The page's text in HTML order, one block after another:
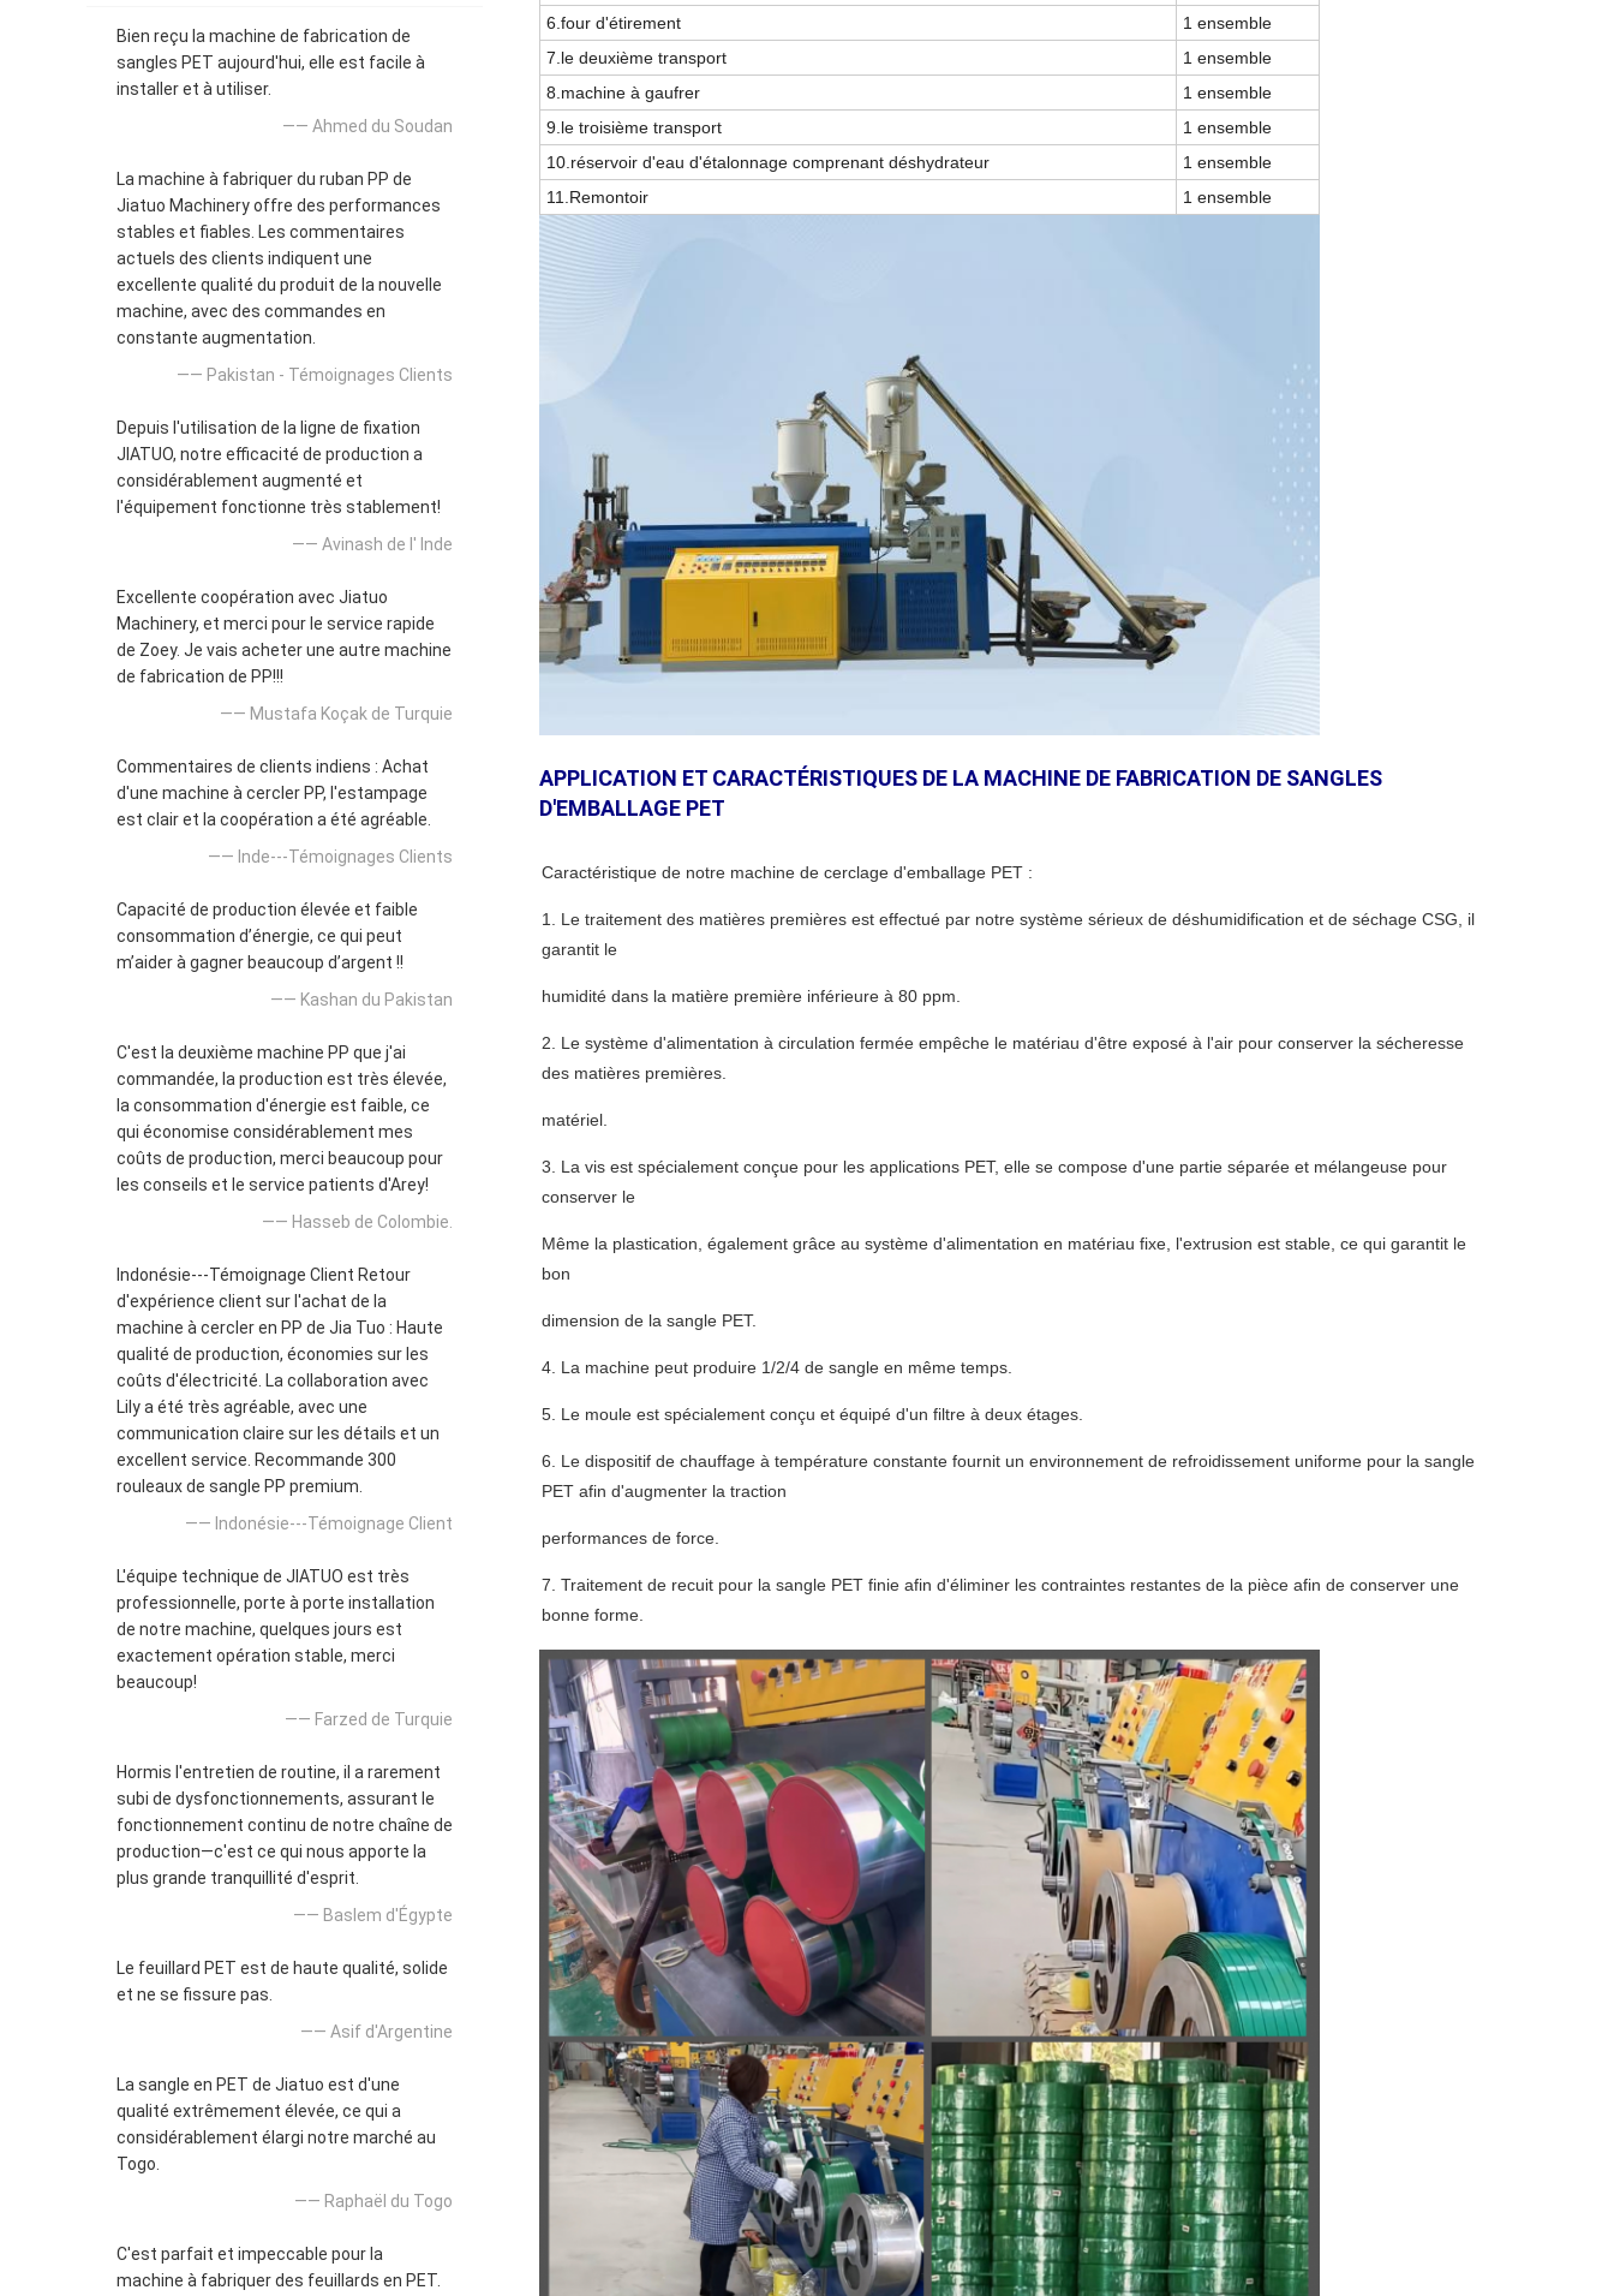
Bien reçu la machine de fabrication de
sangles PET aujourd'hui, elle est facile à
installer et à utiliser.
—— Ahmed du Soudan
La machine à fabriquer du ruban PP de
Jiatuo Machinery offre des performances
stables et fiables. Les commentaires
actuels des clients indiquent une
excellente qualité du produit de la nouvelle
machine, avec des commandes en
constante augmentation.
—— Pakistan - Témoignages Clients
Depuis l'utilisation de la ligne de fixation
JIATUO, notre efficacité de production a
considérablement augmenté et
l'équipement fonctionne très stablement!
—— Avinash de l' Inde
Excellente coopération avec Jiatuo
Machinery, et merci pour le service rapide
de Zoey. Je vais acheter une autre machine
de fabrication de PP!!!
—— Mustafa Koçak de Turquie
Commentaires de clients indiens : Achat
d'une machine à cercler PP, l'estampage
est clair et la coopération a été agréable.
—— Inde---Témoignages Clients
Capacité de production élevée et faible
consommation d’énergie, ce qui peut
m’aider à gagner beaucoup d’argent !!
—— Kashan du Pakistan
C'est la deuxième machine PP que j'ai
commandée, la production est très élevée,
la consommation d'énergie est faible, ce
qui économise considérablement mes
coûts de production, merci beaucoup pour
les conseils et le service patients d'Arey!
—— Hasseb de Colombie.
Indonésie---Témoignage Client Retour
d'expérience client sur l'achat de la
machine à cercler en PP de Jia Tuo : Haute
qualité de production, économies sur les
coûts d'électricité. La collaboration avec
Lily a été très agréable, avec une
communication claire sur les détails et un
excellent service. Recommande 300
rouleaux de sangle PP premium.
—— Indonésie---Témoignage Client
L'équipe technique de JIATUO est très
professionnelle, porte à porte installation
de notre machine, quelques jours est
exactement opération stable, merci
beaucoup!
—— Farzed de Turquie
Hormis l'entretien de routine, il a rarement
subi de dysfonctionnements, assurant le
fonctionnement continu de notre chaîne de
production—c'est ce qui nous apporte la
plus grande tranquillité d'esprit.
—— Baslem d'Égypte
Le feuillard PET est de haute qualité, solide
et ne se fissure pas.
—— Asif d'Argentine
La sangle en PET de Jiatuo est d'une
qualité extrêmement élevée, ce qui a
considérablement élargi notre marché au
Togo.
—— Raphaël du Togo
C'est parfait et impeccable pour la
machine à fabriquer des feuillards en PET.
6.four d'étirement
1 ensemble
7.le deuxième transport
1 ensemble
8.machine à gaufrer
1 ensemble
9.le troisième transport
1 ensemble
10.réservoir d'eau d'étalonnage comprenant déshydrateur
1 ensemble
11.Remontoir 1 ensemble
APPLICATION ET CARACTÉRISTIQUES DE LA MACHINE DE FABRICATION DE SANGLES
D'EMBALLAGE PET
Caractéristique de notre machine de cerclage d'emballage PET :
1. Le traitement des matières premières est effectué par notre système sérieux de déshumidification et de séchage CSG, il
garantit le
humidité dans la matière première inférieure à 80 ppm.
2. Le système d'alimentation à circulation fermée empêche le matériau d'être exposé à l'air pour conserver la sécheresse
des matières premières.
matériel.
3. La vis est spécialement conçue pour les applications PET, elle se compose d'une partie séparée et mélangeuse pour
conserver le
Même la plastication, également grâce au système d'alimentation en matériau fixe, l'extrusion est stable, ce qui garantit le
bon
dimension de la sangle PET.
4. La machine peut produire 1/2/4 de sangle en même temps.
5. Le moule est spécialement conçu et équipé d'un filtre à deux étages.
6. Le dispositif de chauffage à température constante fournit un environnement de refroidissement uniforme pour la sangle
PET afin d'augmenter la traction
performances de force.
7. Traitement de recuit pour la sangle PET finie afin d'éliminer les contraintes restantes de la pièce afin de conserver une
bonne forme.